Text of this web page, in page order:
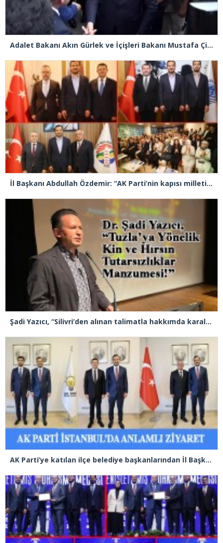
Adalet Bakanı Akın Gürlek ve İçişleri Bakanı Mustafa Çiftçi Esenyurt’ta
İl Başkanı Abdullah Özdemir: “AK Parti’nin kapısı milletine hizmet etmek isteyen herkese açıktır”
Şadi Yazıcı, “Silivri’den alınan talimatla hakkımda karalama kampanyası yürütülüyor”
AK Parti’ye katılan ilçe belediye başkanlarından İl Başkanı Özdemir’e ziyaret